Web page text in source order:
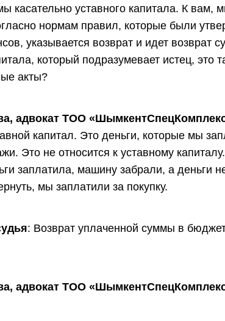
касательно уставного капитала. К вам,
нормам правил, которые были
указывается возврат и идет возврат
который подразумевает истец, это
акты?
адвокат ТОО
капитал. Это деньги, которые мы
Это не относится к уставному
заплатила, машину забрали, а деньги
мы заплатили за покупку.
: Возврат уплаченной суммы в
адвокат ТОО